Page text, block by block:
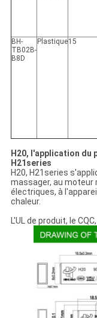
BH-
TB02B-
B8D
Plastique15
H20, l'application du
H21series
H20, H21series
massager, au moteur
électriques, à
chaleur.
L'UL de produit, le